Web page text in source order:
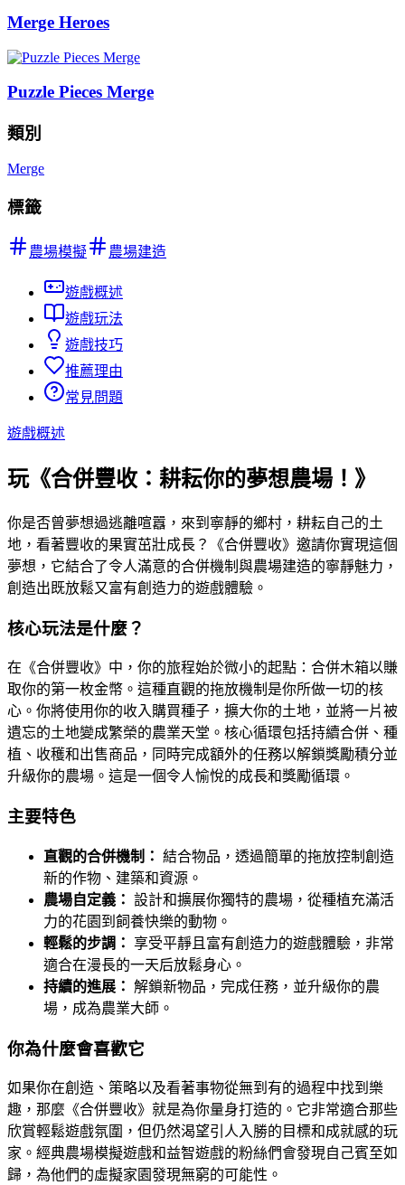
Merge Heroes
Puzzle Pieces Merge
類別
Merge
標籤
農場模擬 農場建造
遊戲概述
遊戲玩法
遊戲技巧
推薦理由
常見問題
遊戲概述
玩《合併豐收：耕耘你的夢想農場！》
你是否曾夢想過逃離喧囂，來到寧靜的鄉村，耕耘自己的土
地，看著豐收的果實茁壯成長？《合併豐收》邀請你實現這個
夢想，它結合了令人滿意的合併機制與農場建造的寧靜魅力，
創造出既放鬆又富有創造力的遊戲體驗。
核心玩法是什麼？
在《合併豐收》中，你的旅程始於微小的起點：合併木箱以賺
取你的第一枚金幣。這種直觀的拖放機制是你所做一切的核
心。你將使用你的收入購買種子，擴大你的土地，並將一片被
遺忘的土地變成繁榮的農業天堂。核心循環包括持續合併、種
植、收穫和出售商品，同時完成額外的任務以解鎖獎勵積分並
升級你的農場。這是一個令人愉悅的成長和獎勵循環。
主要特色
直觀的合併機制： 結合物品，透過簡單的拖放控制創造
新的作物、建築和資源。
農場自定義： 設計和擴展你獨特的農場，從種植充滿活
力的花園到飼養快樂的動物。
輕鬆的步調： 享受平靜且富有創造力的遊戲體驗，非常
適合在漫長的一天后放鬆身心。
持續的進展： 解鎖新物品，完成任務，並升級你的農
場，成為農業大師。
你為什麼會喜歡它
如果你在創造、策略以及看著事物從無到有的過程中找到樂
趣，那麼《合併豐收》就是為你量身打造的。它非常適合那些
欣賞輕鬆遊戲氛圍，但仍然渴望引人入勝的目標和成就感的玩
家。經典農場模擬遊戲和益智遊戲的粉絲們會發現自己賓至如
歸，為他們的虛擬家園發現無窮的可能性。